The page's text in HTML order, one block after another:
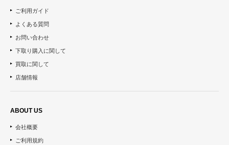
ご利用ガイド
よくある質問
お問い合わせ
下取り購入に関して
買取に関して
店舗情報
ABOUT US
会社概要
ご利用規約